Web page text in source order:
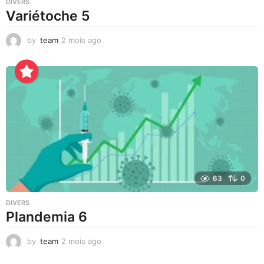
DIVERS
Variétoche 5
by team 2 mois ago
a
o
63 0
DIVERS
Plandemia 6
by team 2 mois ago